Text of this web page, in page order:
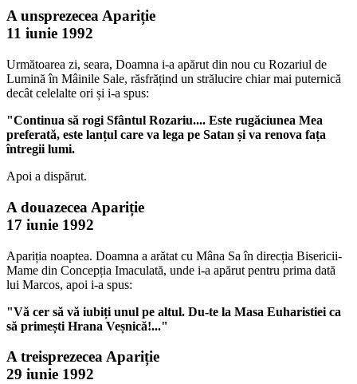
A unsprezecea Apariție
11 iunie 1992
Următoarea zi, seara, Doamna i-a apărut din nou cu Rozariul de
Lumină în Mâinile Sale, răsfrățind un strălucire chiar mai puternică
decât celelalte ori și i-a spus:
"Continua să rogi Sfântul Rozariu.... Este rugăciunea Mea
preferată, este lanțul care va lega pe Satan și va renova fața
întregii lumi.
Apoi a dispărut.
A douazecea Apariție
17 iunie 1992
Apariția noaptea. Doamna a arătat cu Mâna Sa în direcția Bisericii-
Mame din Concepția Imaculată, unde i-a apărut pentru prima dată
lui Marcos, apoi i-a spus:
"Vă cer să vă iubiți unul pe altul. Du-te la Masa Euharistiei ca
să primești Hrana Veșnică!..."
A treisprezecea Apariție
29 iunie 1992